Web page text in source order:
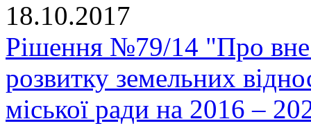
18.10.2017
Рішення №79/14 "Про
розвитку земельних
міської ради на 2016 –